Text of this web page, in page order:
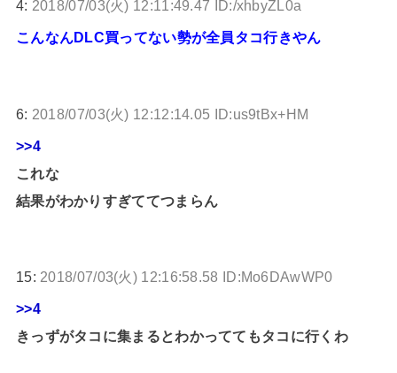
4: 2018/07/03(火) 12:11:49.47 ID:/xhbyZL0a
こんなんDLC買ってない勢が全員タコ行きやん
6: 2018/07/03(火) 12:12:14.05 ID:us9tBx+HM
>>4
これな
結果がわかりすぎててつまらん
15: 2018/07/03(火) 12:16:58.58 ID:Mo6DAwWP0
>>4
きっずがタコに集まるとわかっててもタコに行くわ